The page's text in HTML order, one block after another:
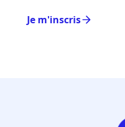
Je m'inscris